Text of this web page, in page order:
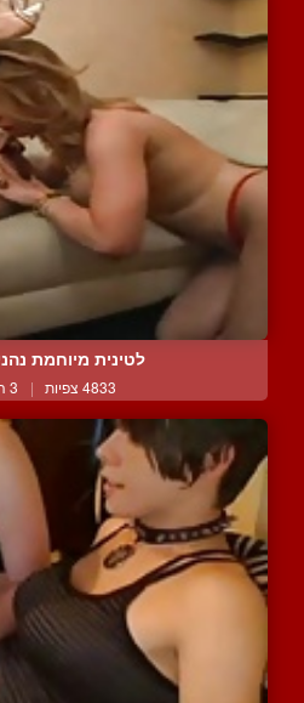
לטינית מיוחמת
4833 צפיות | 3 המלצות